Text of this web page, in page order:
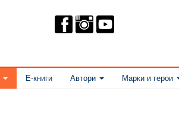
Е-книги Автори Марки и герои